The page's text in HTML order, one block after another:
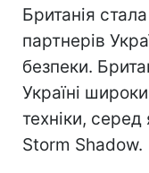
Британія
партнерів
безпеки.
Україні
техніки, серед
Storm Shadow.